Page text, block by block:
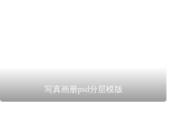
写真画册psd分层模版